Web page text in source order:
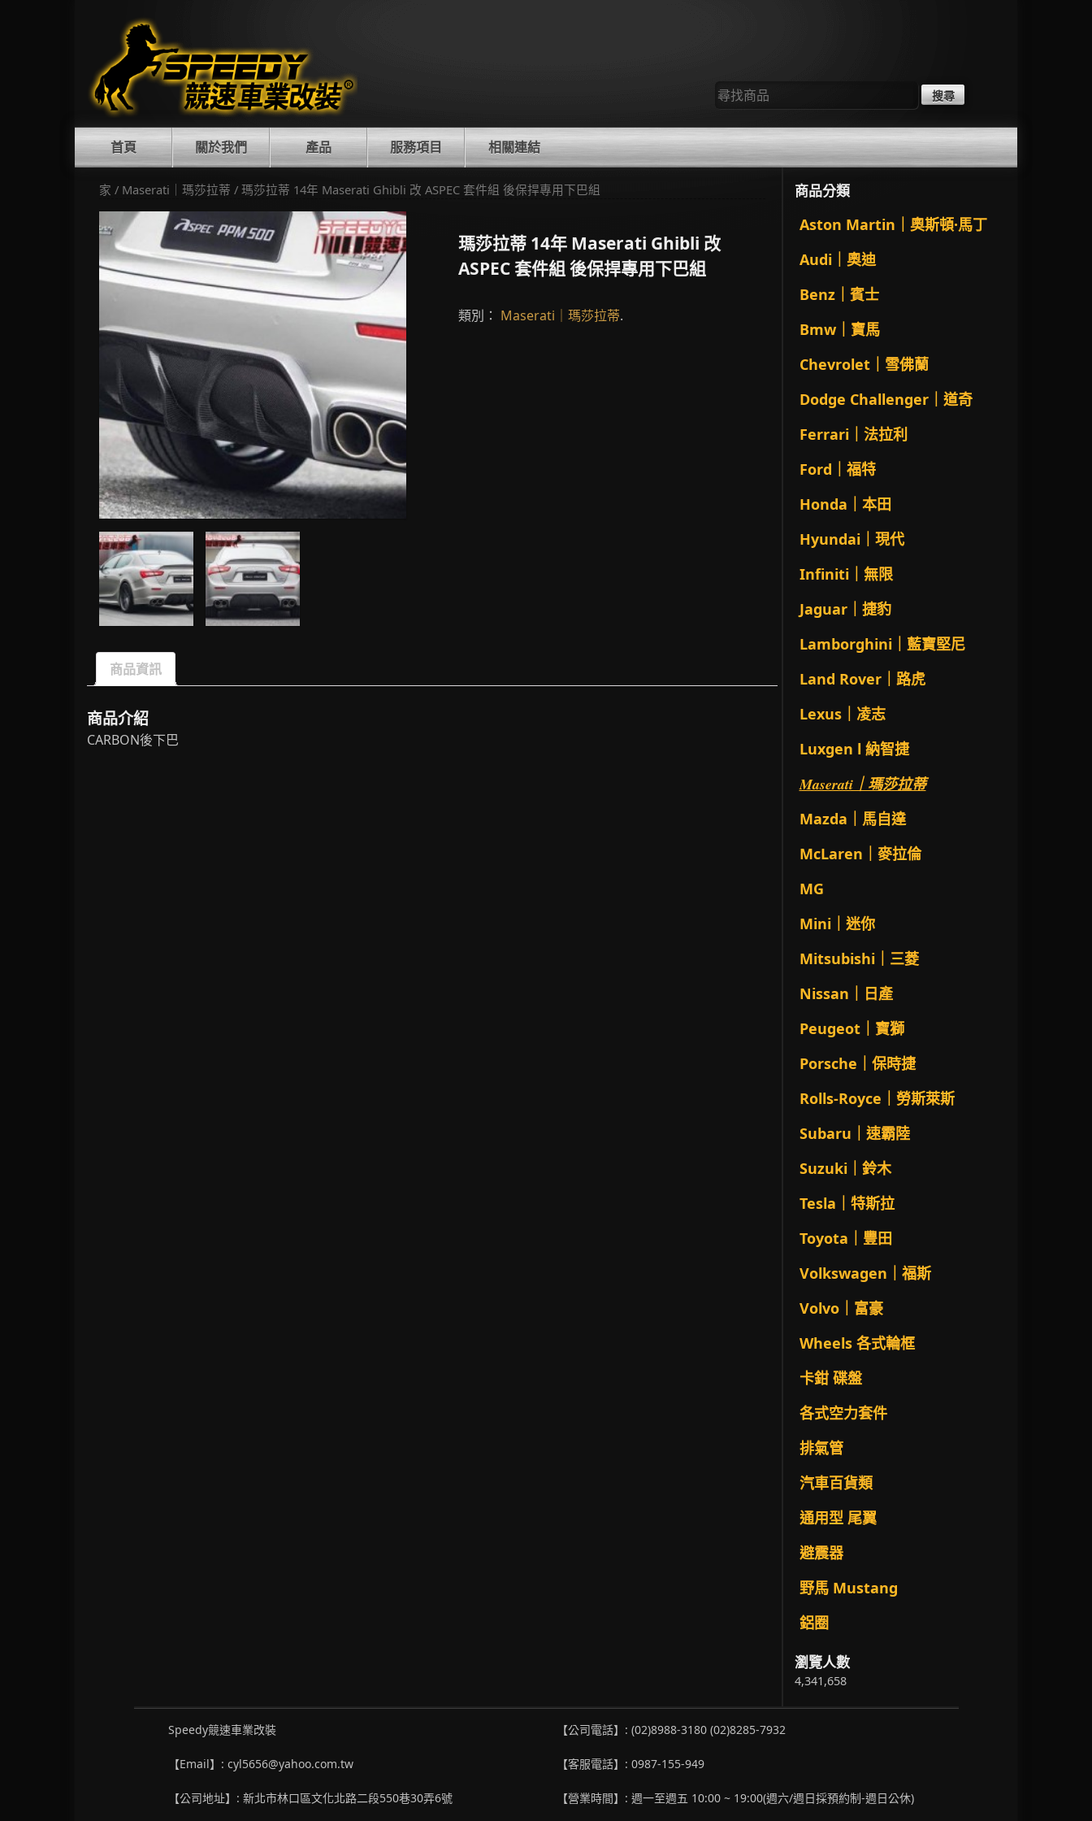
尋
找：
首頁 關於我們 產品 服務項目 相關連結
家 / Maserati｜瑪莎拉蒂 / 瑪莎拉蒂 14年 Maserati Ghibli 改 ASPEC 套件組 後保捍專用下巴組
瑪莎拉蒂 14年 Maserati Ghibli 改
ASPEC 套件組 後保捍專用下巴組
類別： Maserati｜瑪莎拉蒂.
商品資訊
商品介紹
CARBON後下巴
商品分類
Aston Martin｜奧斯頓·馬丁
Audi｜奧迪
Benz｜賓士
Bmw｜寶馬
Chevrolet｜雪佛蘭
Dodge Challenger｜道奇
Ferrari｜法拉利
Ford｜福特
Honda｜本田
Hyundai｜現代
Infiniti｜無限
Jaguar｜捷豹
Lamborghini｜藍寶堅尼
Land Rover｜路虎
Lexus｜凌志
Luxgen l 納智捷
Maserati｜瑪莎拉蒂
Mazda｜馬自達
McLaren｜麥拉倫
MG
Mini｜迷你
Mitsubishi｜三菱
Nissan｜日產
Peugeot｜寶獅
Porsche｜保時捷
Rolls-Royce｜勞斯萊斯
Subaru｜速霸陸
Suzuki｜鈴木
Tesla｜特斯拉
Toyota｜豐田
Volkswagen｜福斯
Volvo｜富豪
Wheels 各式輪框
卡鉗 碟盤
各式空力套件
排氣管
汽車百貨類
通用型 尾翼
避震器
野馬 Mustang
鋁圈
瀏覽人數
4,341,658
Speedy競速車業改裝
【Email】: cyl5656@yahoo.com.tw
【公司地址】: 新北市林口區文化北路二段550巷30弄6號
【公司電話】: (02)8988-3180 (02)8285-7932
【客服電話】: 0987-155-949
【營業時間】: 週一至週五 10:00 ~ 19:00(週六/週日採預約制-週日公休)